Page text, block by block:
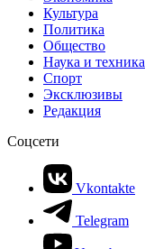
Культура
Политика
Общество
Наука и техника
Спорт
Эксклюзивы
Редакция
Соцсети
Vkontakte
Telegram